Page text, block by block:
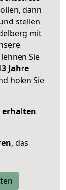
dann
stellen
mit
Sie
Jahre
holen Sie
erhalten
, das